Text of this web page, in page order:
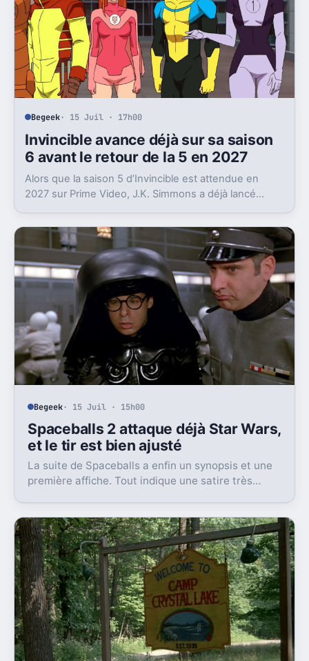
Begeek· 15 Juil · 17h00
Invincible avance déjà sur sa saison
6 avant le retour de la 5 en 2027
Alors que la saison 5 d’Invincible est attendue en
2027 sur Prime Video, J.K. Simmons a déjà lancé
Begeek· 15 Juil · 15h00
Spaceballs 2 attaque déjà Star Wars,
et le tir est bien ajusté
La suite de Spaceballs a enfin un synopsis et une
première affiche. Tout indique une satire très